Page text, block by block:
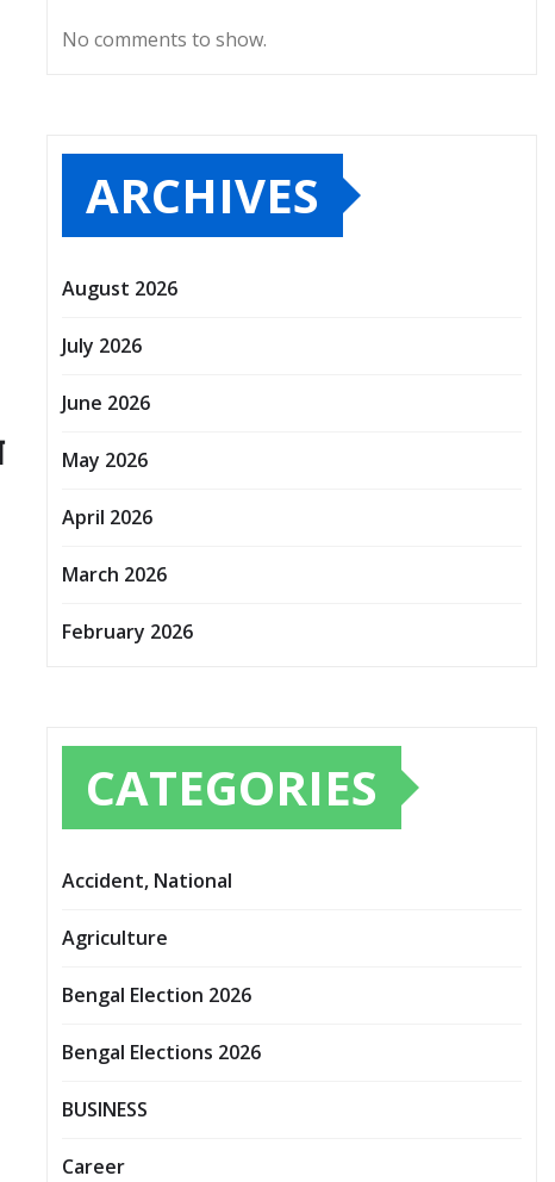
No comments to show.
ARCHIVES
August 2026
July 2026
June 2026
May 2026
April 2026
March 2026
February 2026
CATEGORIES
Accident, National
Agriculture
Bengal Election 2026
Bengal Elections 2026
BUSINESS
Career